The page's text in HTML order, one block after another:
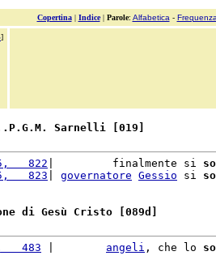
Copertina| Indice| Parole: Alfabetica -
]
Sarnelli [019]
822
|         finalmente si
823
governatore Gessio si
di Gesù Cristo [089d]
483
angeli , che lo